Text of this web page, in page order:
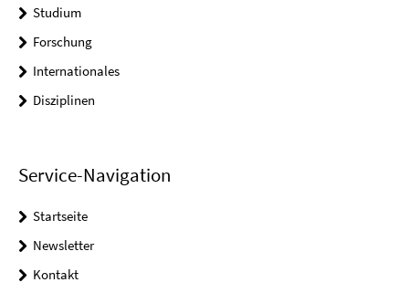
Studium
Forschung
Internationales
Disziplinen
Service-Navigation
Startseite
Newsletter
Kontakt